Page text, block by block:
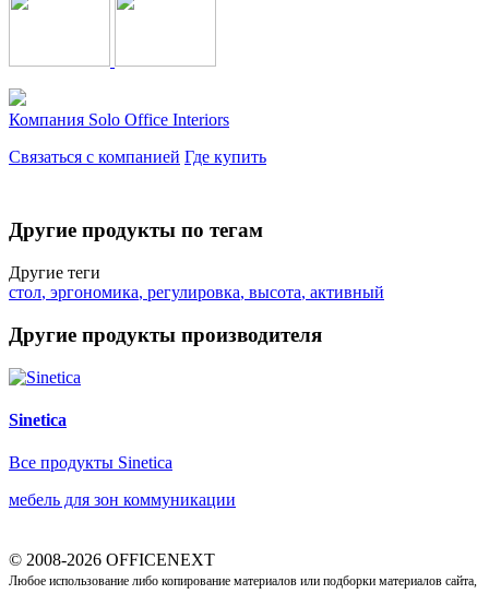
Компания Solo Office Interiors
Связаться с компанией Где купить
Другие продукты по тегам
Другие теги
стол, эргономика, регулировка, высота, активный
Другие продукты производителя
Sinetica
Все продукты Sinetica
мебель для зон коммуникации
© 2008-2026 OFFICENEXT
Любое использование либо копирование материалов или подборки материалов сайта,